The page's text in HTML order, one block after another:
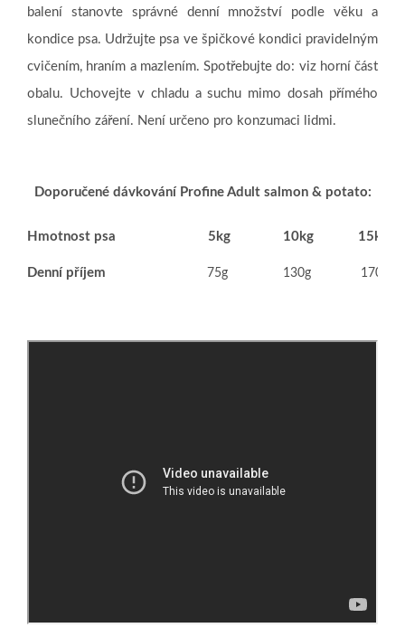
balení stanovte správné denní množství podle věku a
kondice psa. Udržujte psa ve špičkové kondici pravidelným
cvičením, hraním a mazlením. Spotřebujte do: viz horní část
obalu. Uchovejte v chladu a suchu mimo dosah přímého
slunečního záření. Není určeno pro konzumaci lidmi.
Doporučené dávkování Profine Adult salmon & potato:
Hmotnost psa 5kg 10kg 15kg
Denní příjem 75g 130g 170g